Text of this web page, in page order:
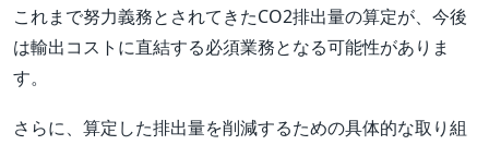
これまで努力義務とされてきたCO2排出量の算定が、今後
は輸出コストに直結する必須業務となる可能性がありま
す。
さらに、算定した排出量を削減するための具体的な取り組